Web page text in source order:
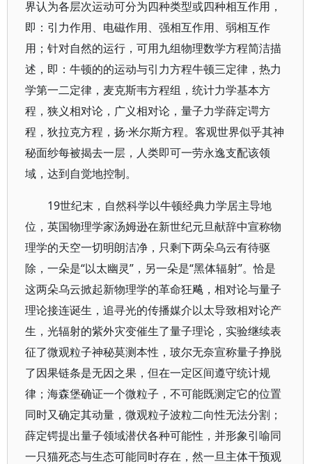
界认为各层次运动可分为四种类型或四种相互作用，
即：引力作用、电磁作用、强相互作用、弱相互作
用；针对自然的运行，可用九组物理数学方程简洁描
述，即：牛顿的的运动与引力方程牛顿三定律，热力
学第一二定律，麦克斯韦方程组，统计力学基本方
程，狭义相对论，广义相对论，量子力学薛定谔方
程，狄拉克方程，扬·米尔斯方程。客观世界似乎其神
秘面纱每被揭去一层，人类即可一劳永逸支配该领
域，达到自觉地控制。
19世纪末，自然科学以牛顿经典力学居主导地
位，英国物理学家汤姆逊在新世纪元旦献辞中宣称物
理学的天空一切明朗洁净，只剩下两朵乌云有待驱
除，一朵是“以太幽灵”，另一朵是“黑体辐射”。恰是
这两朵乌云掀起新物理学的革命狂飚，相对论与量子
理论接连诞生，追寻光的传播媒介以太导致相对论产
生，光辐射的紫外灾变催生了量子理论，实验继续表
征了微观粒子神秘莫测本性，玻尔无奈宣称量子挣脱
了因果链条是无因之果，但在一定区间遵守统计规
律；海森堡确证一个微粒子，不可能既测定它的位置
同时又确定其动量，微观粒子波粒二向性无法分割；
薛定锷提出量子领域潜伏各种可能性，并形象引喻同
一只猫死态与生态可能同时存在，然一旦主体干预观